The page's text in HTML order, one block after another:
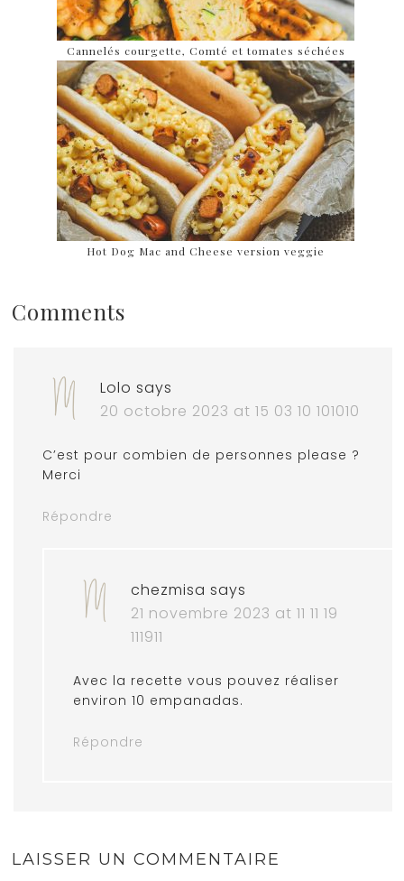
Cannelés courgette, Comté et tomates séchées
Hot Dog Mac and Cheese version veggie
Comments
Lolo says
20 octobre 2023 at 15 03 10 101010
C’est pour combien de personnes please ?
Merci
Répondre
chezmisa says
21 novembre 2023 at 11 11 19
111911
Avec la recette vous pouvez réaliser
environ 10 empanadas.
Répondre
LAISSER UN COMMENTAIRE